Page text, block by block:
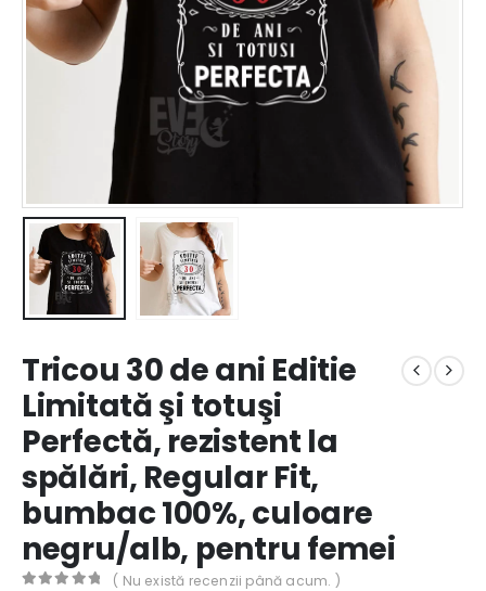
Tricou 30 de ani Editie
Limitată şi totuşi
Perfectă, rezistent la
spălări, Regular Fit,
bumbac 100%, culoare
negru/alb, pentru femei
( Nu există recenzii până acum. )